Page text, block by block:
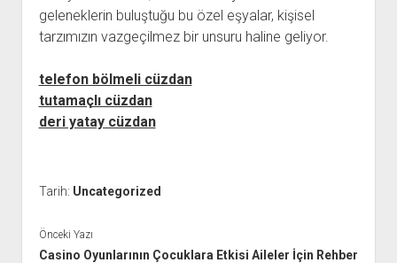
geleneklerin buluştuğu bu özel eşyalar, kişisel
tarzımızın vazgeçilmez bir unsuru haline geliyor.
telefon bölmeli cüzdan
tutamaçlı cüzdan
deri yatay cüzdan
Tarih: Uncategorized
Önceki Yazı
Casino Oyunlarının Çocuklara Etkisi Aileler İçin Rehber